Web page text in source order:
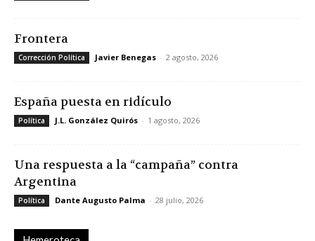
Frontera
Corrección Política Javier Benegas - 2 agosto, 2026
España puesta en ridículo
Política J.L. González Quirós - 1 agosto, 2026
Una respuesta a la “campaña” contra
Argentina
Política Dante Augusto Palma - 28 julio, 2026